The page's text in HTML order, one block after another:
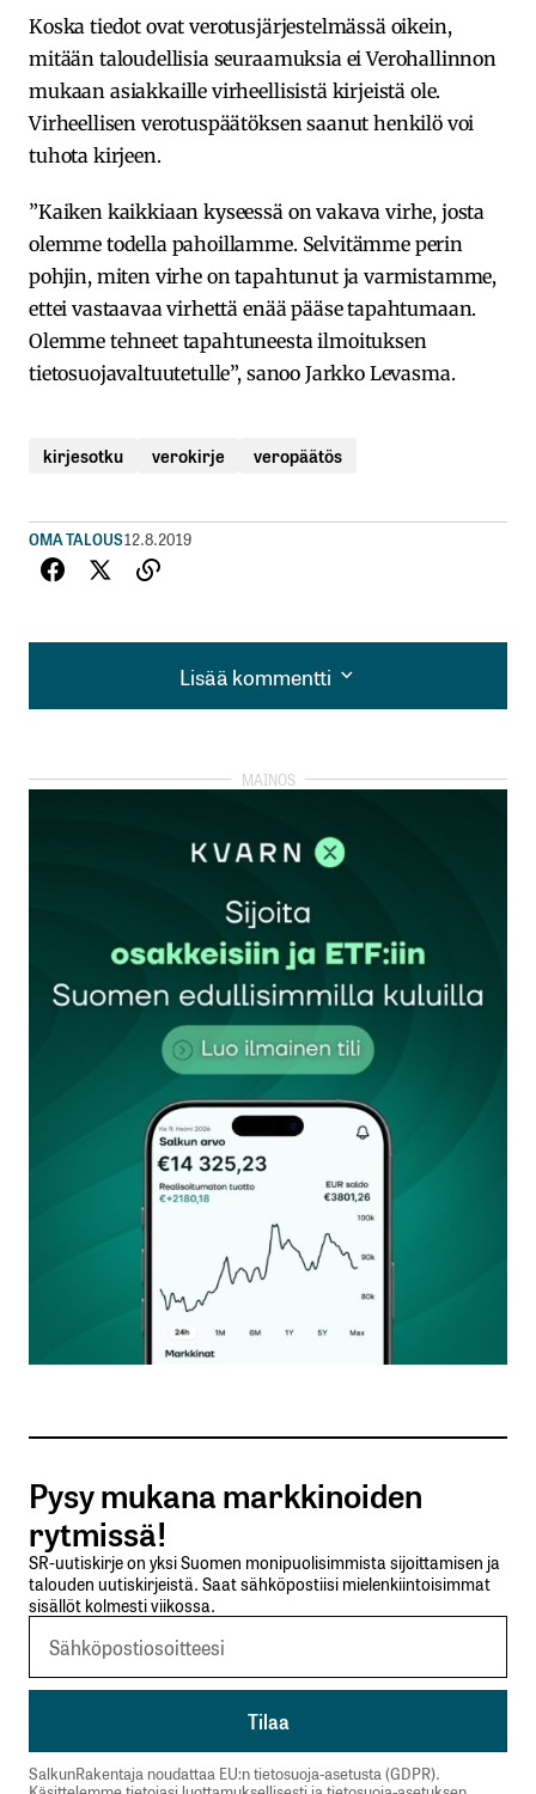
Koska tiedot ovat verotusjärjestelmässä oikein,
mitään taloudellisia seuraamuksia ei Verohallinnon
mukaan asiakkaille virheellisistä kirjeistä ole.
Virheellisen verotuspäätöksen saanut henkilö voi
tuhota kirjeen.
”Kaiken kaikkiaan kyseessä on vakava virhe, josta
olemme todella pahoillamme. Selvitämme perin
pohjin, miten virhe on tapahtunut ja varmistamme,
ettei vastaavaa virhettä enää pääse tapahtumaan.
Olemme tehneet tapahtuneesta ilmoituksen
tietosuojavaltuutetulle”, sanoo Jarkko Levasma.
kirjesotku verokirje veropäätös
OMA TALOUS12.8.2019
Lisää kommentti
Lisää kommentti
kirjautua
rekisteröityä
Sähköpostiosoitettasi ei julkaista.Pakolliset
kentät on merkitty*
Kommentti*
Nimesi tai nimimerkkisi
Sähköpostiosoitteesi
Tilaa SalkunRakentajan uutiskirje
Lähetä kommentti
Pysy mukana markkinoiden
rytmissä!
SR-uutiskirje on yksi Suomen monipuolisimmista sijoittamisen ja
talouden uutiskirjeistä. Saat sähköpostiisi mielenkiintoisimmat
sisällöt kolmesti viikossa.
SalkunRakentaja noudattaa EU:n tietosuoja-asetusta (GDPR).